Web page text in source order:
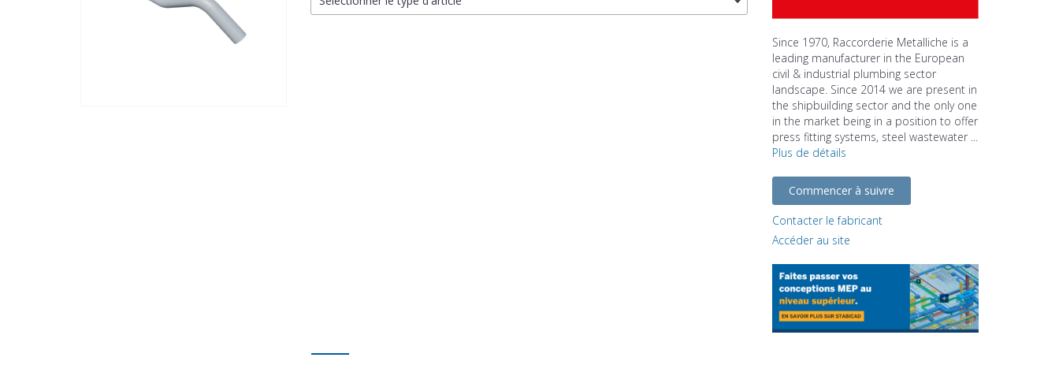
Since 1970, Raccorderie Metalliche is a
leading manufacturer in the European
civil & industrial plumbing sector
landscape. Since 2014 we are present in
the shipbuilding sector and the only one
in the market being in a position to offer
press fitting systems, steel wastewater ...
Plus de détails
Commencer à suivre
Contacter le fabricant
Accéder au site